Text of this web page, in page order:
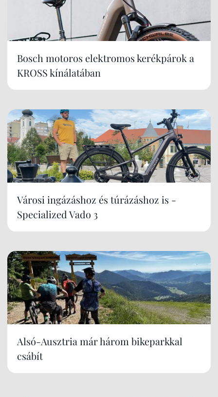
Bosch motoros elektromos kerékpárok a
KROSS kínálatában
Városi ingázáshoz és túrázáshoz is -
Specialized Vado 3
Alsó-Ausztria már három bikeparkkal
csábít